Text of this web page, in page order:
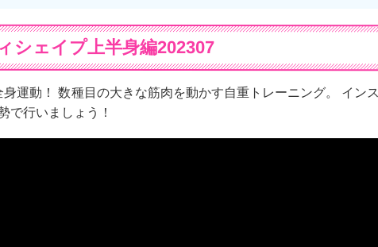
シェイプ上半身編202307
運動！ 数種目の大きな筋肉を動かす自重トレーニング。 インス
で行いましょう！